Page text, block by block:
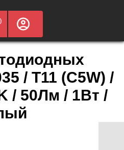
/ Т11 (C5W) /
/ 50Лм / 1Вт /